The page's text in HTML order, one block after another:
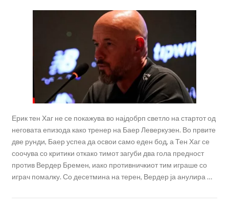
Ерик тен Хаг не се покажува во најдобрп светло на стартот од
неговата епизода како тренер на Баер Леверкузен. Во првите
две рунди, Баер успеа да освои само еден бод, а Тен Хаг се
соочува со критики откако тимот загуби два гола предност
против Вердер Бремен, иако противничкиот тим играше со
играч помалку. Со десетмина на терен, Вердер ја анулира …